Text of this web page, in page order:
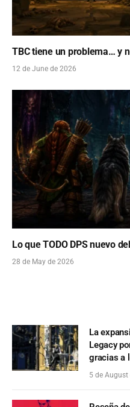
TBC tiene un problema… y
12 de June de 2026
Lo que TODO DPS nuevo
28 de May de 2026
La
Legacy
gracias a
5 de August